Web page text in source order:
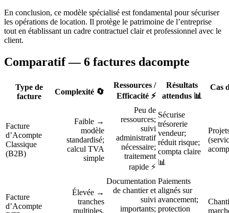
En conclusion, ce modèle spécialisé est fondamental pour sécuriser
les opérations de location. Il protège le patrimoine de l’entreprise
tout en établissant un cadre contractuel clair et professionnel avec le
client.
Comparatif — 6 factures dacompte
Type de
facture
Complexité 🔄
Ressources /
Efficacité ⚡
Résultats
attendus 📊
Cas
Facture
d’Acompte
Classique
(B2B)
Faible →
modèle
standardisé;
calcul TVA
simple
Peu de
ressources;
suivi
administratif
nécessaire;
traitement
rapide ⚡
Sécurise
trésorerie
vendeur;
réduit risque;
compta claire
📊
Facture
d’Acompte
Élevée →
tranches
multiples,
Documentation
de chantier et
suivi
importants;
Paiements
alignés sur
avancement;
protection